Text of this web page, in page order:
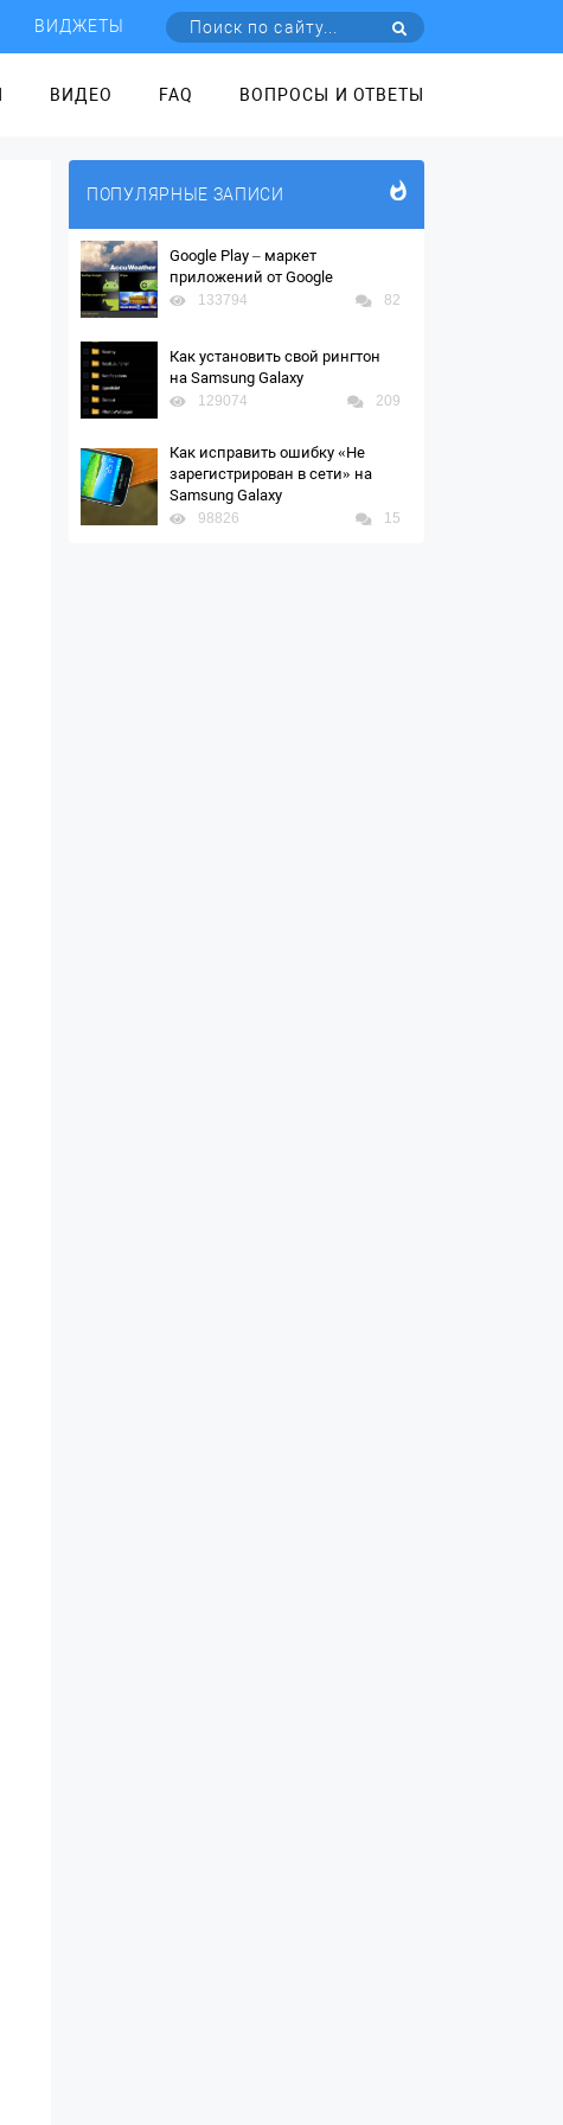
ВИДЖЕТЫ
ВИДЕО FAQ ВОПРОСЫ И ОТВЕТЫ
ПОПУЛЯРНЫЕ ЗАПИСИ
Google Play – маркет
приложений от Google
133794 82
Как установить свой рингтон
на Samsung Galaxy
129074 209
Как исправить ошибку «Не
зарегистрирован в сети» на
Samsung Galaxy
98826 15